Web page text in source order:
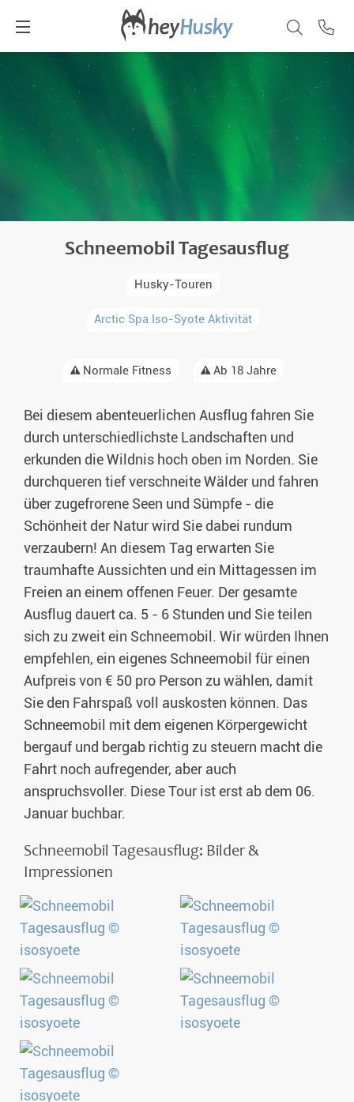
Schneemobil Tagesausflug
Husky-Touren
Arctic Spa Iso-Syote Aktivität
Normale Fitness Ab 18 Jahre
Bei diesem abenteuerlichen Ausflug fahren Sie
durch unterschiedlichste Landschaften und
erkunden die Wildnis hoch oben im Norden. Sie
durchqueren tief verschneite Wälder und fahren
über zugefrorene Seen und Sümpfe - die
Schönheit der Natur wird Sie dabei rundum
verzaubern! An diesem Tag erwarten Sie
traumhafte Aussichten und ein Mittagessen im
Freien an einem offenen Feuer. Der gesamte
Ausflug dauert ca. 5 - 6 Stunden und Sie teilen
sich zu zweit ein Schneemobil. Wir würden Ihnen
empfehlen, ein eigenes Schneemobil für einen
Aufpreis von € 50 pro Person zu wählen, damit
Sie den Fahrspaß voll auskosten können. Das
Schneemobil mit dem eigenen Körpergewicht
bergauf und bergab richtig zu steuern macht die
Fahrt noch aufregender, aber auch
anspruchsvoller. Diese Tour ist erst ab dem 06.
Januar buchbar.
Schneemobil Tagesausflug: Bilder &
Impressionen